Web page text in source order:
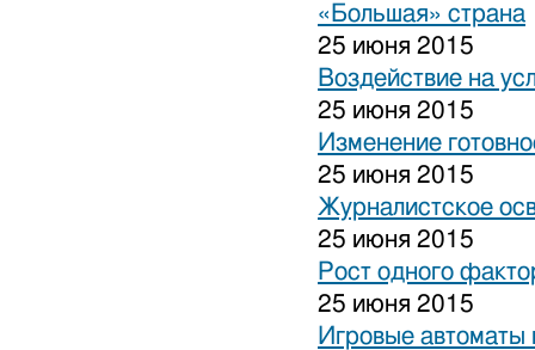
«Большая» страна
25 июня 2015
Воздействие на
25 июня 2015
Изменение
25 июня 2015
Журналистское
25 июня 2015
Рост одного
25 июня 2015
Игровые